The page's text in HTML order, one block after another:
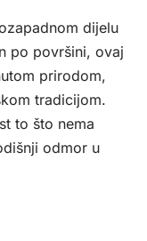
dijelu
po površini, ovaj
prirodom,
tradicijom.
to što nema
odmor u